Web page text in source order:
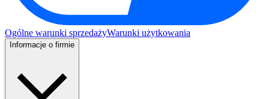
Ogólne warunki sprzedażyWarunki użytkowania
Informacje o firmie